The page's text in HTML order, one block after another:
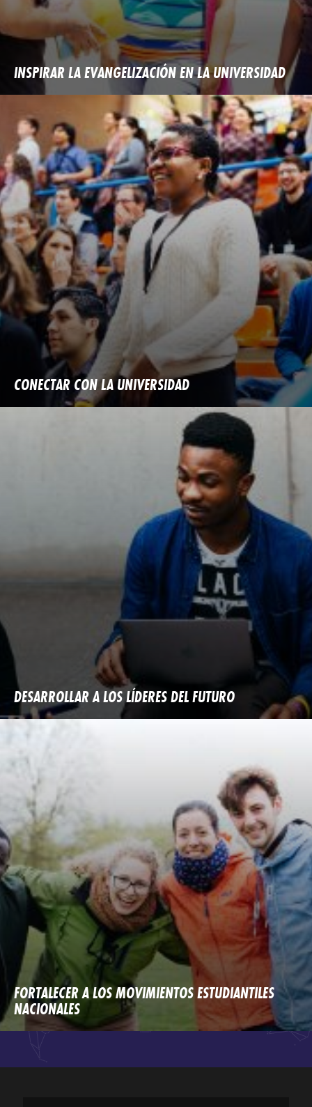
INSPIRAR LA EVANGELIZACIÓN EN LA UNIVERSIDAD
CONECTAR CON LA UNIVERSIDAD
DESARROLLAR A LOS LÍDERES DEL FUTURO
FORTALECER A LOS MOVIMIENTOS ESTUDIANTILES
NACIONALES